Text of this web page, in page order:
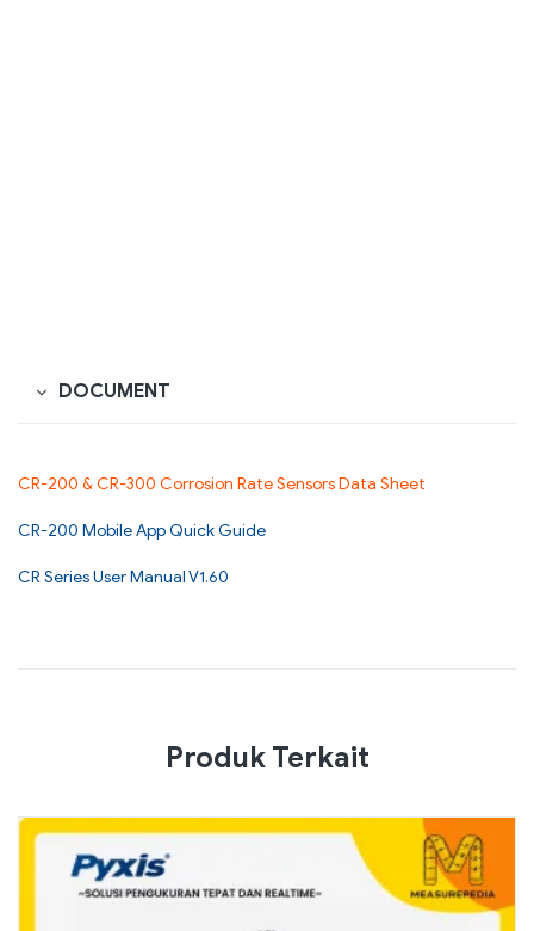
DOCUMENT
CR-200 & CR-300 Corrosion Rate Sensors Data Sheet
CR-200 Mobile App Quick Guide
CR Series User Manual V1.60
Produk Terkait